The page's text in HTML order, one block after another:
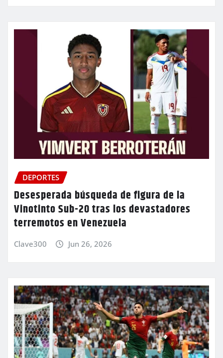
DEPORTES
Desesperada búsqueda de figura de la
Vinotinto Sub-20 tras los devastadores
terremotos en Venezuela
Clave300 Jun 26, 2026